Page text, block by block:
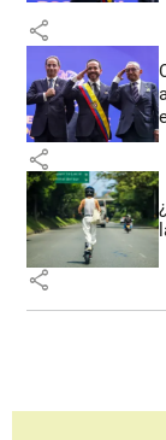
share
share
share